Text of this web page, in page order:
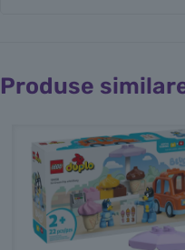
Produse